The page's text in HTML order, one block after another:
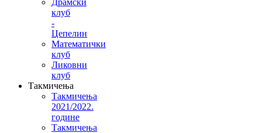
клуб
-
Цепелин
Математички
клуб
Ликовни
клуб
Такмичења
Такмичења
2021/2022.
године
Такмичења